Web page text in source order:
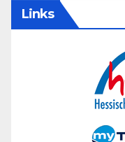
Links